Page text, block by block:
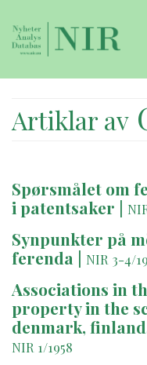
Artiklar av
Spørsmålet om
i patentsaker |
Synpunkter på
ferenda | NIR 3-4/
Associations in
property in the
denmark,
NIR 1/1958